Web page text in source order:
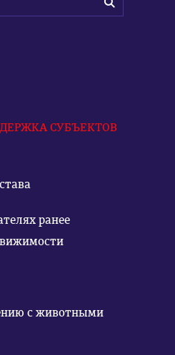
СУБЪЕКТОВ
ранее
с животными